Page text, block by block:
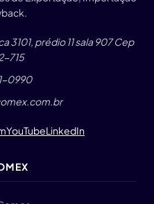
3101, prédio 11 sala 907 Cep
715
0990
YouTubeLinkedIn